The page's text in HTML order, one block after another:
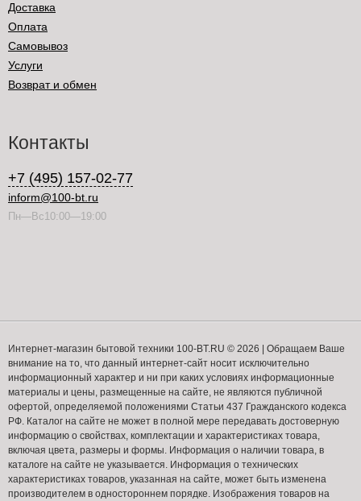
Доставка
Оплата
Самовывоз
Услуги
Возврат и обмен
Контакты
+7 (495) 157-02-77
inform@100-bt.ru
Пн—Вс10:00—19:00
Интернет-магазин бытовой техники 100-BT.RU © 2026 | Обращаем Ваше
внимание на то, что данный интернет-сайт носит исключительно
информационный характер и ни при каких условиях информационные
материалы и цены, размещенные на сайте, не являются публичной
офертой, определяемой положениями Статьи 437 Гражданского кодекса
РФ. Каталог на сайте не может в полной мере передавать достоверную
информацию о свойствах, комплектации и характеристиках товара,
включая цвета, размеры и формы. Информация о наличии товара, в
каталоге на сайте не указывается. Информация о технических
характеристиках товаров, указанная на сайте, может быть изменена
производителем в одностороннем порядке. Изображения товаров на